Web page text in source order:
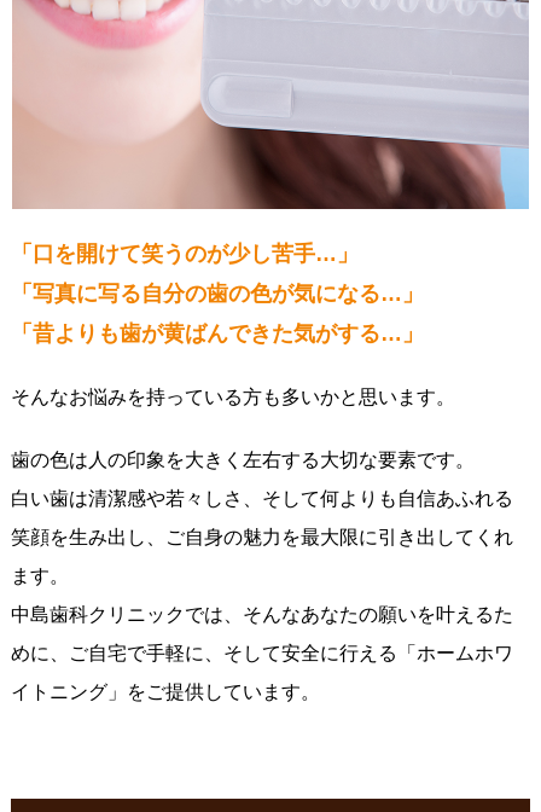
「口を開けて笑うのが少し苦手…」
「写真に写る自分の歯の色が気になる…」
「昔よりも歯が黄ばんできた気がする…」
そんなお悩みを持っている方も多いかと思います。
歯の色は人の印象を大きく左右する大切な要素です。
白い歯は清潔感や若々しさ、そして何よりも自信あふれる
笑顔を生み出し、ご自身の魅力を最大限に引き出してくれ
ます。
中島歯科クリニックでは、そんなあなたの願いを叶えるた
めに、ご自宅で手軽に、そして安全に行える「ホームホワ
イトニング」をご提供しています。